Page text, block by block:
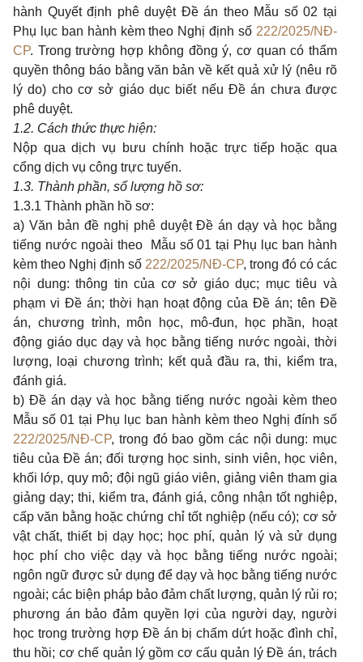
hành Quyết định phê duyệt Đề án theo Mẫu số 02 tại
Phụ lục ban hành kèm theo Nghị định số 222/2025/NĐ-
CP. Trong trường hợp không đồng ý, cơ quan có thẩm
quyền thông báo bằng văn bản về kết quả xử lý (nêu rõ
lý do) cho cơ sở giáo dục biết nếu Đề án chưa được
phê duyệt.
1.2. Cách thức thực hiện:
Nộp qua dịch vụ bưu chính hoặc trực tiếp hoặc qua
cổng dịch vụ công trực tuyến.
1.3. Thành phần, số lượng hồ sơ:
1.3.1 Thành phần hồ sơ:
a) Văn bản đề nghị phê duyệt Đề án dạy và học bằng
tiếng nước ngoài theo Mẫu số 01 tại Phụ lục ban hành
kèm theo Nghị định số 222/2025/NĐ-CP, trong đó có các
nội dung: thông tin của cơ sở giáo dục; mục tiêu và
phạm vi Đề án; thời hạn hoạt động của Đề án; tên Đề
án, chương trình, môn học, mô-đun, học phần, hoạt
động giáo dục dạy và học bằng tiếng nước ngoài, thời
lượng, loại chương trình; kết quả đầu ra, thi, kiểm tra,
đánh giá.
b) Đề án dạy và học bằng tiếng nước ngoài kèm theo
Mẫu số 01 tại Phụ lục ban hành kèm theo Nghị đính số
222/2025/NĐ-CP, trong đó bao gồm các nội dung: mục
tiêu của Đề án; đối tượng học sinh, sinh viên, học viên,
khối lớp, quy mô; đội ngũ giáo viên, giảng viên tham gia
giảng dạy; thi, kiểm tra, đánh giá, công nhận tốt nghiệp,
cấp văn bằng hoặc chứng chỉ tốt nghiệp (nếu có); cơ sở
vật chất, thiết bị dạy học; học phí, quản lý và sử dụng
học phí cho việc dạy và học bằng tiếng nước ngoài;
ngôn ngữ được sử dụng để dạy và học bằng tiếng nước
ngoài; các biện pháp bảo đảm chất lượng, quản lý rủi ro;
phương án bảo đảm quyền lợi của người dạy, người
học trong trường hợp Đề án bị chấm dứt hoặc đình chỉ,
thu hồi; cơ chế quản lý gồm cơ cấu quản lý Đề án, trách